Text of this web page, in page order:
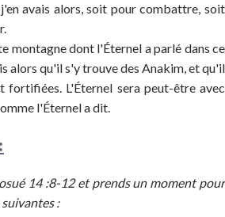
avais alors, soit pour combattre, soit
montagne dont l'Éternel a parlé dans ce
alors qu'il s'y trouve des Anakim, et qu'il
fortifiées. L'Éternel sera peut-être avec
l'Éternel a dit.
14 :8-12 et prends un momentpour
suivantes :